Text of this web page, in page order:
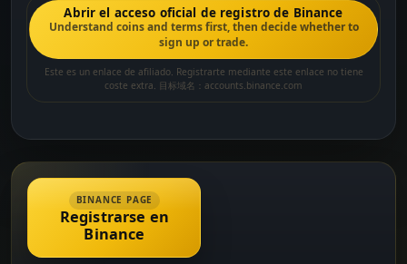
Abrir el acceso oficial de registro de Binance
Understand coins and terms first, then decide whether to
sign up or trade.
Este es un enlace de afiliado. Registrarte mediante este enlace no tiene
coste extra. 目标域名：accounts.binance.com
BINANCE PAGE
Registrarse en
Binance